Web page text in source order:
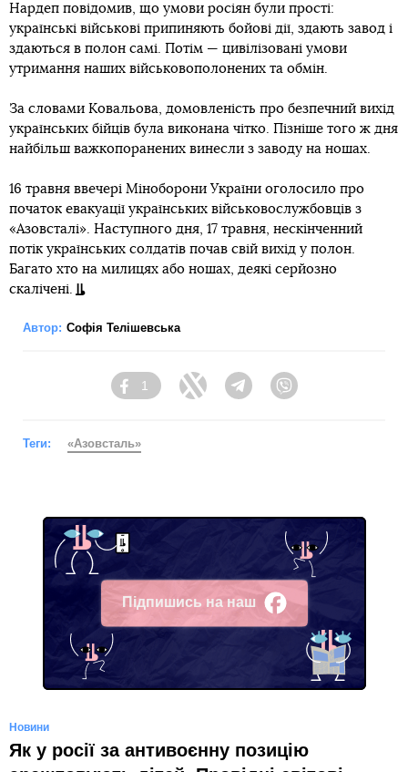
Нардеп повідомив, що умови росіян були прості:
українські військові припиняють бойові дії, здають завод і
здаються в полон самі. Потім — цивілізовані умови
утримання наших військовополонених та обмін.
За словами Ковальова, домовленість про безпечний вихід
українських бійців була виконана чітко. Пізніше того ж дня
найбільш важкопоранених винесли з заводу на ношах.
16 травня ввечері Міноборони України оголосило про
початок евакуації українських військовослужбовців з
«Азовсталі». Наступного дня, 17 травня, нескінченний
потік українських солдатів почав свій вихід у полон.
Багато хто на милицях або ношах, деякі серйозно
скалічені.
Автор: Софія Телішевська
Facebook
1
Twitter TelegramViber
Теги: «Азовсталь»
Підпишись на наш
Facebook
Новини
Як у росії за антивоєнну позицію